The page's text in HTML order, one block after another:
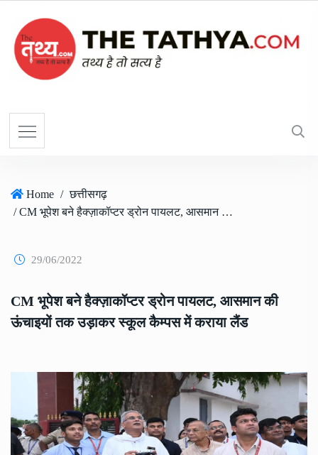
Home / छत्तीसगढ़
/ CM भूपेश बने हैक्ज़ाकॉप्टर ड्रोन पायलट, आसमान की ऊंचाइयों तक उड़ाकर स्कूल कैम्पस में कराया लैंड
29/06/2022
CM भूपेश बने हैक्ज़ाकॉप्टर ड्रोन पायलट, आसमान की
ऊंचाइयों तक उड़ाकर स्कूल कैम्पस में कराया लैंड